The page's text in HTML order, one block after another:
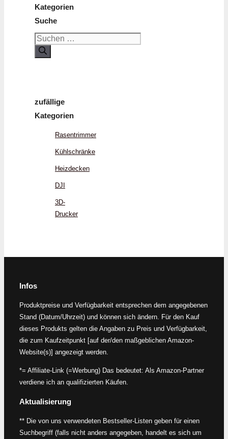
Kategorien
Suche
Suchen
nach:
zufällige
Kategorien
Rasentrimmer
Kühlschränke
Heizdecken
DJI
3D-
Drucker
Infos
Produktpreise und Verfügbarkeit entsprechen dem angegebenen
Stand (Datum/Uhrzeit) und können sich ändern. Für den Kauf
dieses Produkts gelten die Angaben zu Preis und Verfügbarkeit,
die zum Kaufzeitpunkt [auf der/den maßgeblichen Amazon-
Website(s)] angezeigt werden.
*= Affiliate-Link (=Werbung) Das bedeutet: Als Amazon-Partner
verdiene ich an qualifizierten Käufen.
Aktualisierung
** Die von uns verwendeten Bestseller-Listen geben für einen
Suchbegriff (falls nicht anders angegeben, handelt es sich um